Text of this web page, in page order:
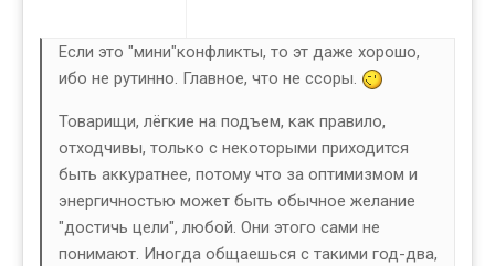
Если это "мини"конфликты, то эт даже хорошо,
ибо не рутинно. Главное, что не ссоры.
Товарищи, лёгкие на подъем, как правило,
отходчивы, только с некоторыми приходится
быть аккуратнее, потому что за оптимизмом и
энергичностью может быть обычное желание
"достичь цели", любой. Они этого сами не
понимают. Иногда общаешься с такими год-два,